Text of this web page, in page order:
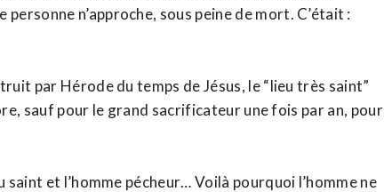
n’approche, sous peine de mort. C’était :
par Hérode du temps de Jésus, le “lieu très saint”
sauf pour le grand sacrificateur une fois par an, pour
et l’homme pécheur… Voilà pourquoi l’homme ne